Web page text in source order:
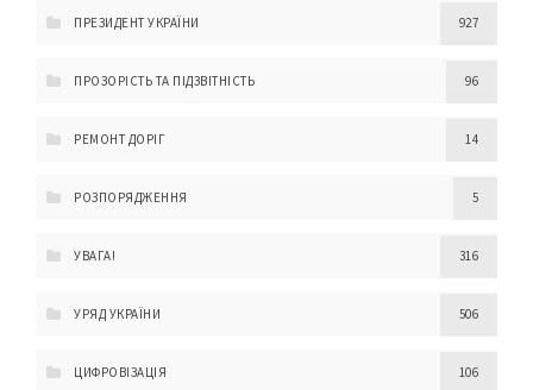
ПРЕЗИДЕНТ УКРАЇНИ 927
ПРОЗОРІСТЬ ТА ПІДЗВІТНІСТЬ 96
РЕМОНТ ДОРІГ 14
РОЗПОРЯДЖЕННЯ 5
УВАГА! 316
УРЯД УКРАЇНИ 506
ЦИФРОВІЗАЦІЯ 106